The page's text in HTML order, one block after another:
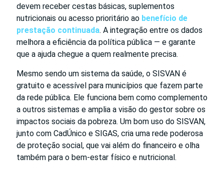
devem receber cestas básicas, suplementos
nutricionais ou acesso prioritário ao benefício de
prestação continuada. A integração entre os dados
melhora a eficiência da política pública — e garante
que a ajuda chegue a quem realmente precisa.
Mesmo sendo um sistema da saúde, o SISVAN é
gratuito e acessível para municípios que fazem parte
da rede pública. Ele funciona bem como complemento
a outros sistemas e amplia a visão do gestor sobre os
impactos sociais da pobreza. Um bom uso do SISVAN,
junto com CadÚnico e SIGAS, cria uma rede poderosa
de proteção social, que vai além do financeiro e olha
também para o bem-estar físico e nutricional.